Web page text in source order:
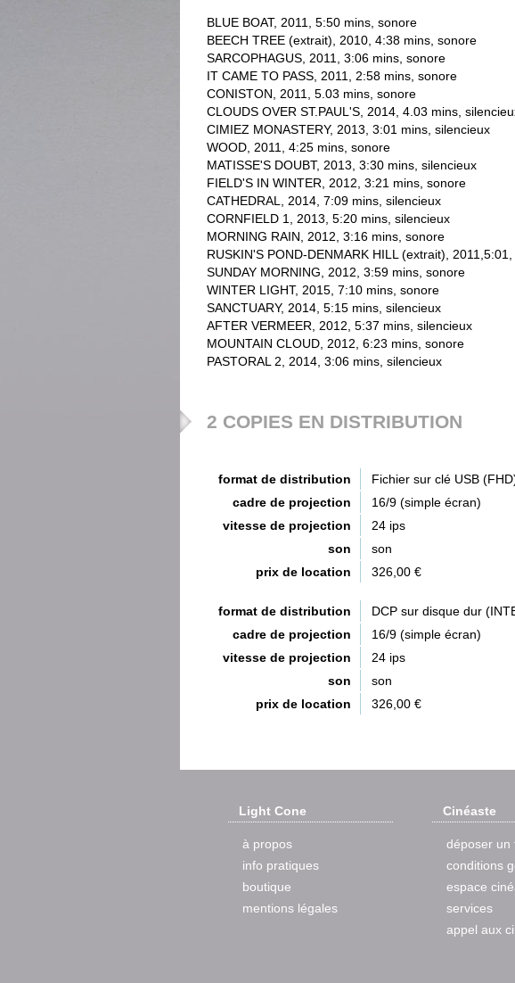
BLUE BOAT, 2011, 5:50 mins, sonore
BEECH TREE (extrait), 2010, 4:38 mins, sonore
SARCOPHAGUS, 2011, 3:06 mins, sonore
IT CAME TO PASS, 2011, 2:58 mins, sonore
CONISTON, 2011, 5.03 mins, sonore
CLOUDS OVER ST.PAUL'S, 2014, 4.03 mins,
CIMIEZ MONASTERY, 2013, 3:01 mins, silencieux
WOOD, 2011, 4:25 mins, sonore
MATISSE'S DOUBT, 2013, 3:30 mins, silencieux
FIELD'S IN WINTER, 2012, 3:21 mins, sonore
CATHEDRAL, 2014, 7:09 mins, silencieux
CORNFIELD 1, 2013, 5:20 mins, silencieux
MORNING RAIN, 2012, 3:16 mins, sonore
RUSKIN'S POND-DENMARK HILL (extrait),
SUNDAY MORNING, 2012, 3:59 mins, sonore
WINTER LIGHT, 2015, 7:10 mins, sonore
SANCTUARY, 2014, 5:15 mins, silencieux
AFTER VERMEER, 2012, 5:37 mins, silencieux
MOUNTAIN CLOUD, 2012, 6:23 mins, sonore
PASTORAL 2, 2014, 3:06 mins, silencieux
2 COPIES EN DISTRIBUTION
format de distribution
Fichier sur clé USB
cadre de projection
16/9 (simple écran)
vitesse de projection
24 ips
son
son
prix de location
326,00 €
format de distribution
DCP sur disque dur
cadre de projection
16/9 (simple écran)
vitesse de projection
24 ips
son
son
prix de location
326,00 €
Light Cone
à propos
info pratiques
boutique
mentions légales
Cinéaste
déposer un
conditions
espace
services
appel aux